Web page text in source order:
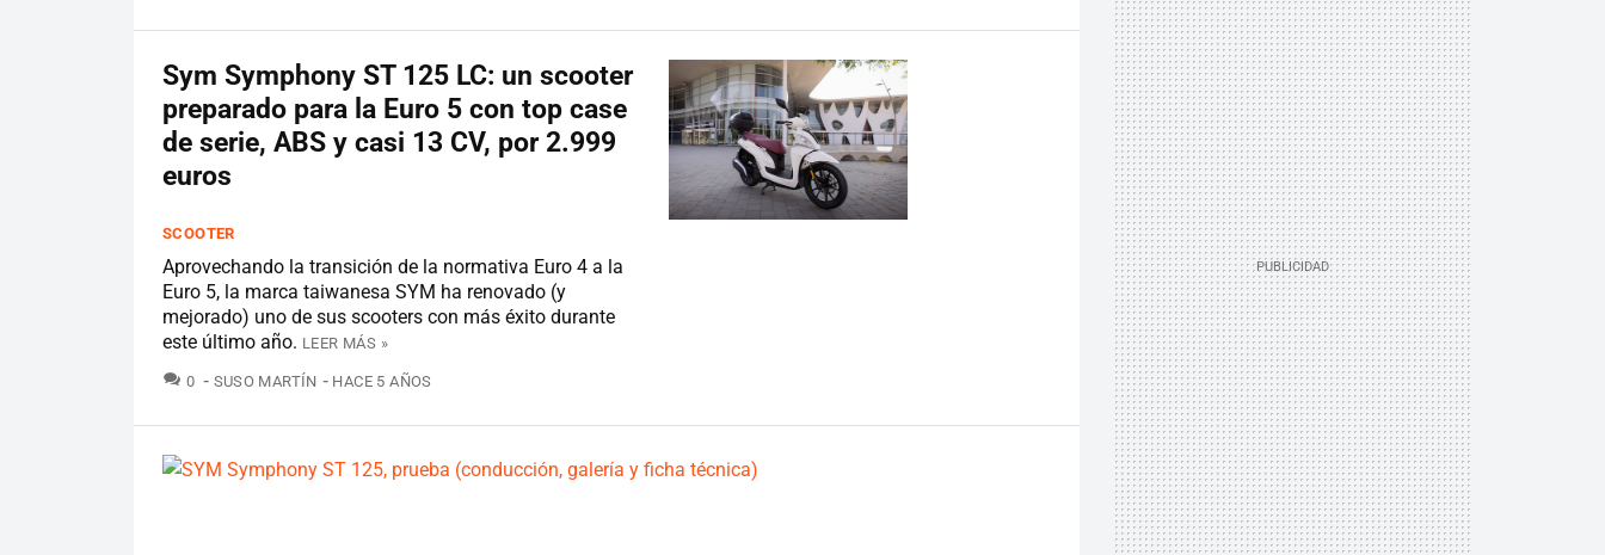
Sym Symphony ST 125 LC: un scooter
preparado para la Euro 5 con top case
de serie, ABS y casi 13 CV, por 2.999
euros
SCOOTER
Aprovechando la transición de la normativa Euro 4 a la
Euro 5, la marca taiwanesa SYM ha renovado (y
mejorado) uno de sus scooters con más éxito durante
este último año. LEER MÁS »
0 COMENTARIOS
SUSO MARTÍN HACE 5 AÑOS